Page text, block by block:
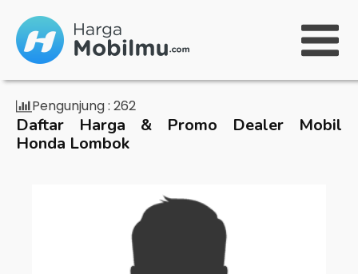
Pengunjung : 262
Daftar Harga & Promo Dealer Mobil
Honda Lombok